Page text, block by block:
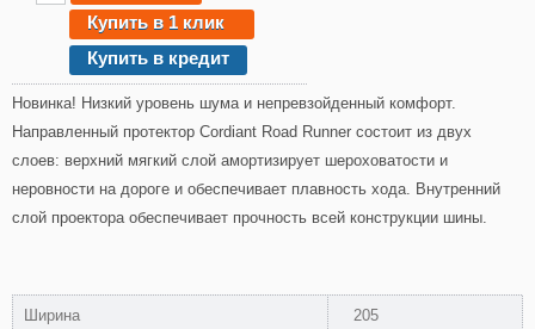
Купить в 1 клик
Купить в кредит
Новинка! Низкий уровень шума и непревзойденный комфорт.
Направленный протектор Cordiant Road Runner состоит из двух
слоев: верхний мягкий слой амортизирует шероховатости и
неровности на дороге и обеспечивает плавность хода. Внутренний
слой проектора обеспечивает прочность всей конструкции шины.
Ширина 205